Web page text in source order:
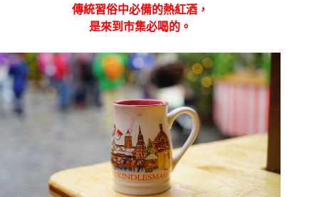
傳統習俗中必備的熱紅酒，
是來到市集必喝的。